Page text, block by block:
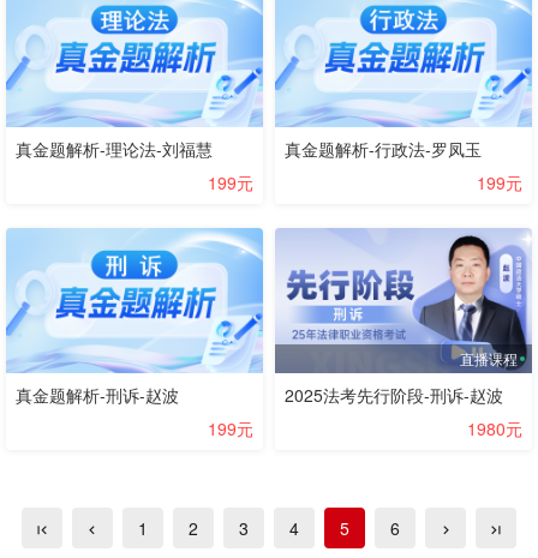
真金题解析-理论法-刘福慧
199元
真金题解析-行政法-罗凤玉
199元
真金题解析-刑诉-赵波
199元
直播课程
2025法考先行阶段-刑诉-赵波
1980元
1 2 3 4 5 6